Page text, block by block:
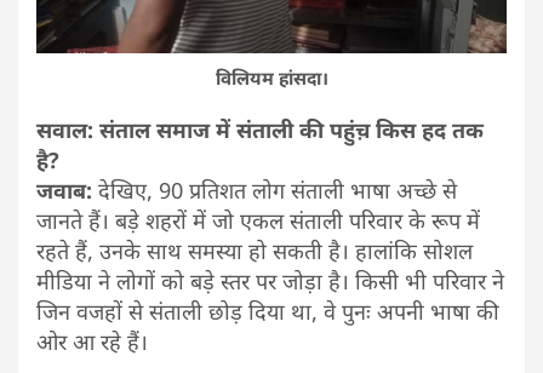
विलियम हांसदा।
सवाल: संताल समाज में संताली की पहुंच़ किस हद तक
है?
जवाब: देखिए, 90 प्रतिशत लोग संताली भाषा अच्छे से
जानते हैं। बड़े शहरों में जो एकल संताली परिवार के रूप में
रहते हैं, उनके साथ समस्या हो सकती है। हालांकि सोशल
मीडिया ने लोगों को बड़े स्तर पर जोड़ा है। किसी भी परिवार ने
जिन वजहों से संताली छोड़ दिया था, वे पुनः अपनी भाषा की
ओर आ रहे हैं।